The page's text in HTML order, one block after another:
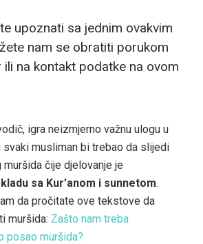
upoznati sa jednim ovakvim
nam se obratiti porukom
na kontakt podatke na ovom
igra neizmjerno važnu ulogu u
svaki musliman bi trebao da slijedi
čije djelovanje je
sa Kur’anom i sunnetom.
da pročitate ove tekstove da
muršida: Zašto nam treba
posao muršida?